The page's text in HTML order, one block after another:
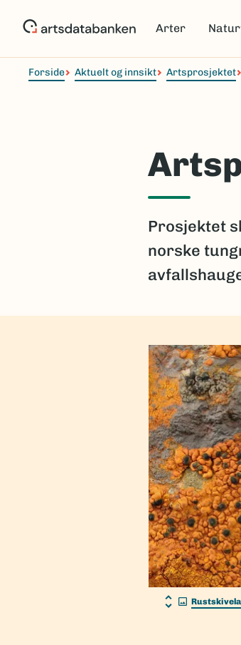
Arter
Forside Aktuelt og innsikt Artsprosjektet
Prosjektet
norske